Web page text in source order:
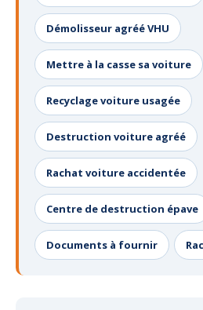
Démolisseur agréé VHU
Mettre à la casse sa voiture
Recyclage voiture usagée
Destruction voiture agréé
Rachat voiture accidentée
Centre de destruction épave
Documents à fournir